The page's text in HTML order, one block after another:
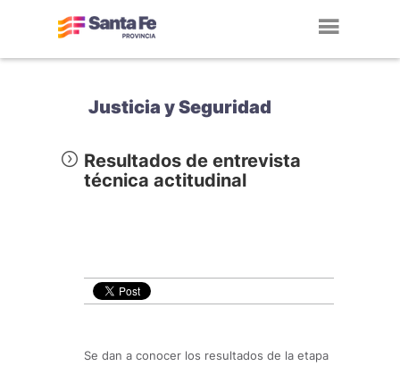
Justicia y Seguridad
Resultados de entrevista
técnica actitudinal
Se dan a conocer los resultados de la etapa